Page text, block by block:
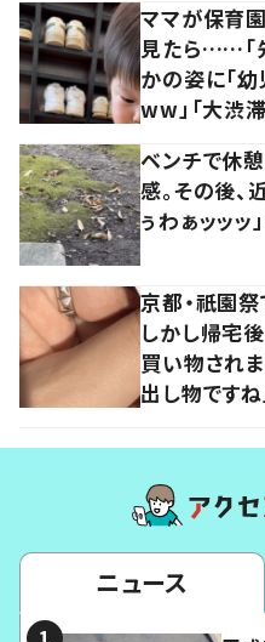
ママが保育
見たら……「
かの姿に「
ww」「大渋
ベンチで休
感。その後
ぅわぁッッッ
京都・祇園
しかし帰宅
買い物されま
出し物ですね
ニュース